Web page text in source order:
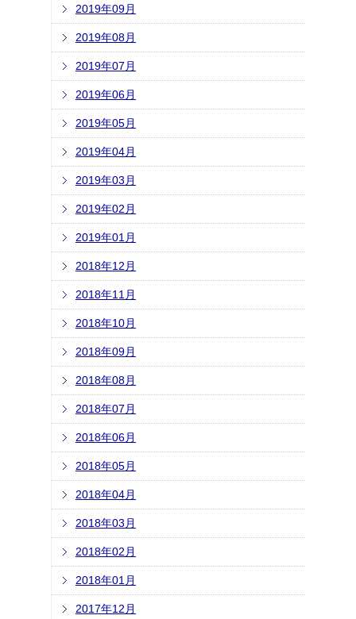
2019年09月
2019年08月
2019年07月
2019年06月
2019年05月
2019年04月
2019年03月
2019年02月
2019年01月
2018年12月
2018年11月
2018年10月
2018年09月
2018年08月
2018年07月
2018年06月
2018年05月
2018年04月
2018年03月
2018年02月
2018年01月
2017年12月